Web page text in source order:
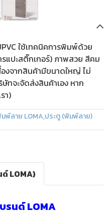
ใช้เทคนิคการพิมพ์ด้วย
แปะสติ๊กเกอร์) ภาพสวย สีคม
งจากสินค้ามีขนาดใหญ่ ไม่
ทจะจัดส่งสินค้าเอง หาก
า)
พ์ลาย LOMA,ประตู (พิมพ์ลาย)
LOMA)
นด์ LOMA